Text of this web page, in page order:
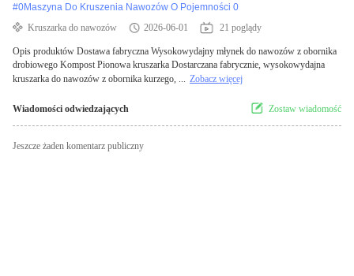
#0Maszyna Do Kruszenia Nawozów O Pojemności 0
Kruszarka do nawozów
2026-06-01 21 poglądy
Opis produktów Dostawa fabryczna Wysokowydajny młynek do nawozów z obornika
drobiowego Kompost Pionowa kruszarka Dostarczana fabrycznie, wysokowydajna
kruszarka do nawozów z obornika kurzego, ... Zobacz więcej
Wiadomości odwiedzających Zostaw wiadomość
Jeszcze żaden komentarz publiczny